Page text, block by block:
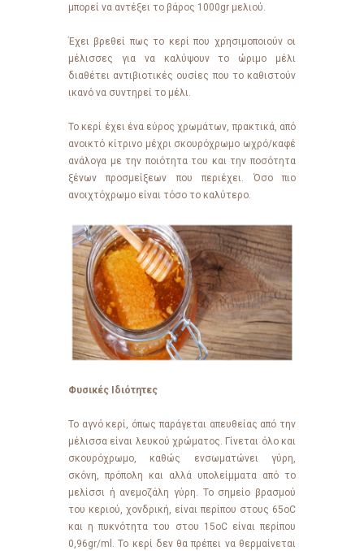
μπορεί να αντέξει το βάρος 1000gr μελιού.
Έχει βρεθεί πως το κερί που χρησιμοποιούν οι
μέλισσες για να καλύψουν το ώριμο μέλι
διαθέτει αντιβιοτικές ουσίες που το καθιστούν
ικανό να συντηρεί το μέλι.
Το κερί έχει ένα εύρος χρωμάτων, πρακτικά, από
ανοικτό κίτρινο μέχρι σκουρόχρωμο ωχρό/καφέ
ανάλογα με την ποιότητα του και την ποσότητα
ξένων προσμείξεων που περιέχει. Όσο πιο
ανοιχτόχρωμο είναι τόσο το καλύτερο.
Φυσικές Ιδιότητες
Το αγνό κερί, όπως παράγεται απευθείας από την
μέλισσα είναι λευκού χρώματος. Γίνεται όλο και
σκουρόχρωμο, καθώς ενσωματώνει γύρη,
σκόνη, πρόπολη και αλλά υπολείμματα από το
μελίσσι ή ανεμοζάλη γύρη. Το σημείο βρασμού
του κεριού, χονδρική, είναι περίπου στους 65οC
και η πυκνότητα του στου 15οC είναι περίπου
0,96gr/ml. Το κερί δεν θα πρέπει να θερμαίνεται